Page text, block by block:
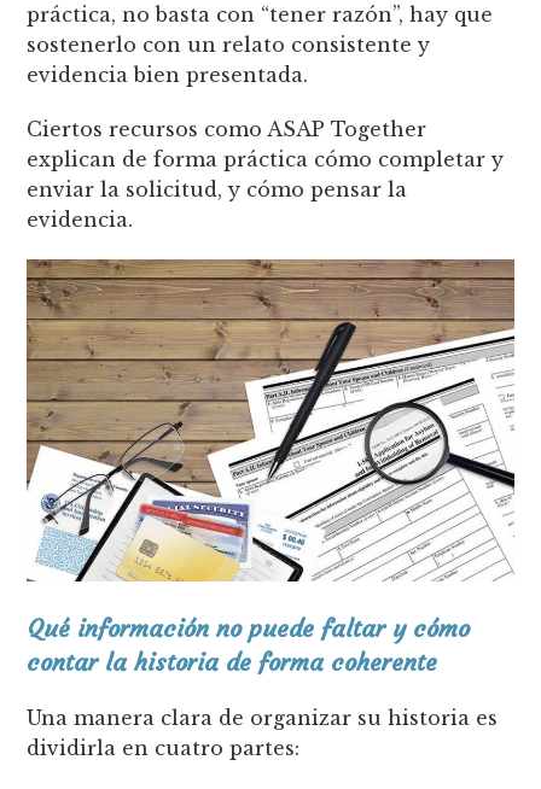
práctica, no basta con “tener razón”, hay que
sostenerlo con un relato consistente y
evidencia bien presentada.
Ciertos recursos como ASAP Together
explican de forma práctica cómo completar y
enviar la solicitud, y cómo pensar la
evidencia.
Qué información no puede faltar y cómo
contar la historia de forma coherente
Una manera clara de organizar su historia es
dividirla en cuatro partes: